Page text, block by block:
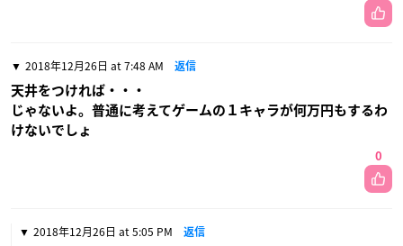
2018年12月26日 at 7:48 AM 返信
天井をつければ・・・
じゃないよ。普通に考えてゲームの１キャラが何万円もするわ
けないでしょ
0
2018年12月26日 at 5:05 PM 返信